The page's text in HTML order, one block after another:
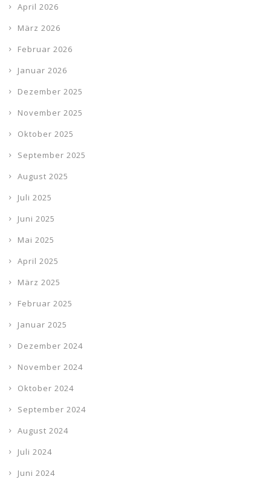
April 2026
März 2026
Februar 2026
Januar 2026
Dezember 2025
November 2025
Oktober 2025
September 2025
August 2025
Juli 2025
Juni 2025
Mai 2025
April 2025
März 2025
Februar 2025
Januar 2025
Dezember 2024
November 2024
Oktober 2024
September 2024
August 2024
Juli 2024
Juni 2024